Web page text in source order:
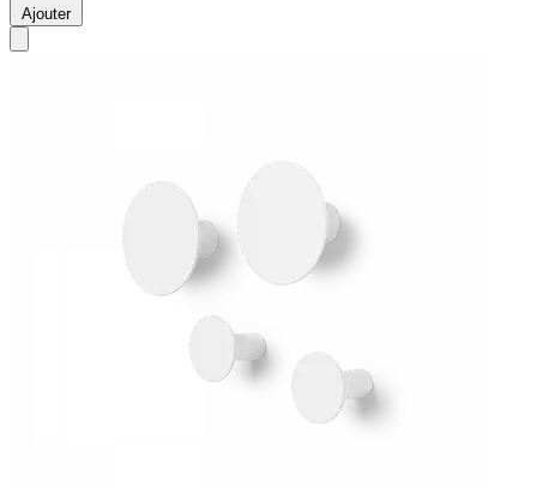
Ajouter